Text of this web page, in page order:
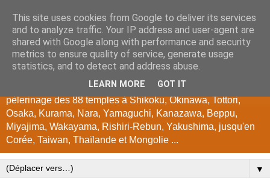
japon
Encyclopédie photographique du Japon. Photos de Kyoto,
temples, jardins, festivals, instants japonais, couleurs
d'automne, cerisiers, tours en vélo à Hokkaido, Biwako, Gifu,
pèlerinage des 88 temples à Shikoku, Okinawa, Tottori,
Osaka, Kurama, Nara, Yamaguchi, Kanazawa, Beppu,
Miyajima, Wakayama, Rishiri-Rebun, Yakushima, jusqu'en
Corée, Taiwan, Thaïlande et Mongolie ...
▼
This site uses cookies from Google to deliver its services
and to analyze traffic. Your IP address and user-agent are
shared with Google along with performance and security
metrics to ensure quality of service, generate usage
statistics, and to detect and address abuse.
LEARN MORE GOT IT